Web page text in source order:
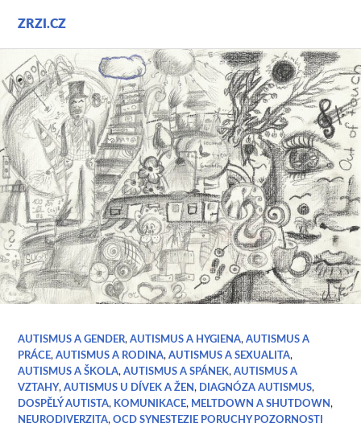
obsahu
webu
ZRZI.CZ
AUTISMUS A GENDER,AUTISMUS A HYGIENA,AUTISMUS A
PRÁCE,AUTISMUS A RODINA,AUTISMUS A SEXUALITA,
AUTISMUS A ŠKOLA,AUTISMUS A SPÁNEK,AUTISMUS A
VZTAHY,AUTISMUS U DÍVEK A ŽEN, DIAGNÓZA AUTISMUS,
DOSPĚLÝ AUTISTA, KOMUNIKACE, MELTDOWN A SHUTDOWN,
NEURODIVERZITA,OCD SYNESTEZIE PORUCHY POZORNOSTI